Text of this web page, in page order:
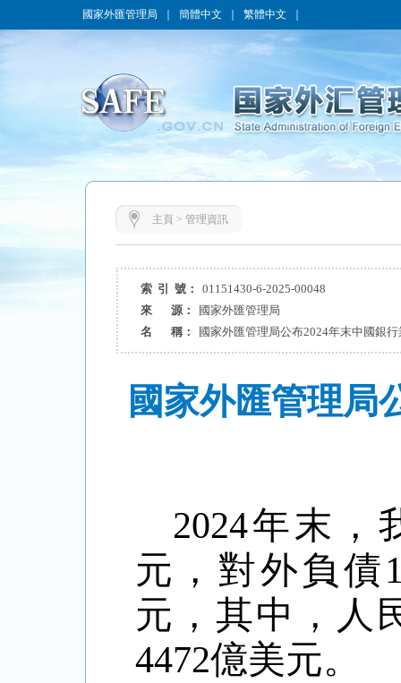
國家外匯管理局 簡體中文 繁體中文
主頁 > 管理資訊
索 引 號：
01151430-6-2025-00048
來 源：
國家外匯管理局
名 稱：
國家外匯管理局公布2024年末中國銀
國家外匯管理局
2024年末，
元，對外負債
元，其中，人
4472億美元。